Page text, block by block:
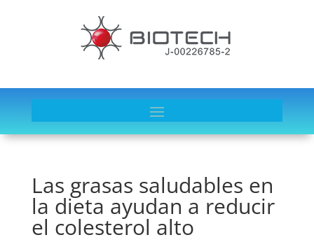
Las grasas saludables en
la dieta ayudan a reducir
el colesterol alto